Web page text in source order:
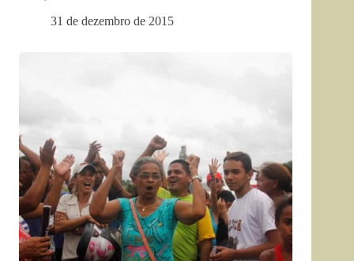
31 de dezembro de 2015